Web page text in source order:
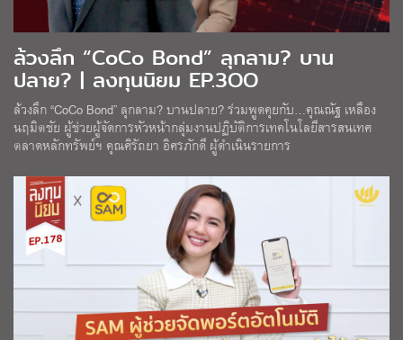
ล้วงลึก “CoCo Bond” ลุกลาม? บาน
ปลาย? | ลงทุนนิยม EP.3OO
ล้วงลึก “CoCo Bond” ลุกลาม? บานปลาย? ร่วมพูดคุยกับ…คุณณัฐ เหลือง
นฤมิตชัย ผู้ช่วยผู้จัดการหัวหน้ากลุ่มงานปฏิบัติการเทคโนโลยีสารสนเทศ
ตลาดหลักทรัพย์ฯ คุณศิรัถยา อิศรภักดี ผู้ดำเนินรายการ